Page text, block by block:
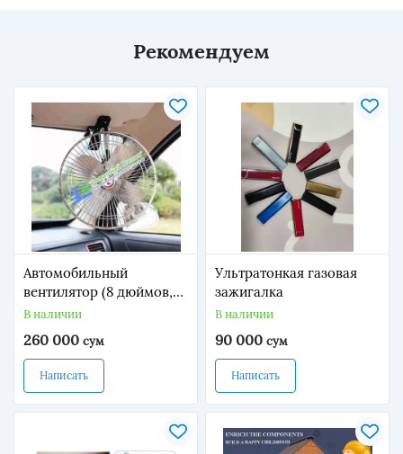
Рекомендуем
Автомобильный
вентилятор (8 дюймов,
24V)
В наличии
260 000 сум
Написать
Ультратонкая газовая
зажигалка
В наличии
90 000 сум
Написать